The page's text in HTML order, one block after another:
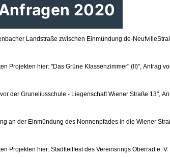
2020
Landstraße zwischen Einmündung de-
Projekten hier: "Das Grüne Klassenzimmer" (II)", Antrag
der Gruneliusschule - Liegenschaft Wiener Straße 13",
an der Einmündung des Nonnenpfades in die Wiener
Projekten hier: Stadtteilfest des Vereinsrings Oberrad e.